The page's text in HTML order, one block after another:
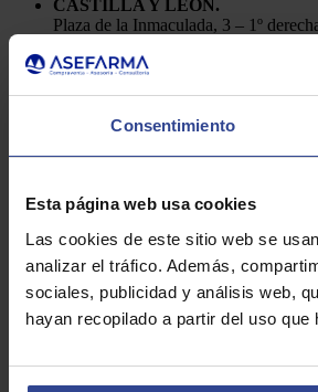
Consentimiento
Esta página web usa cookies
Las cookies de este sitio web se
analizar el tráfico. Además,
sociales, publicidad y análisis web,
hayan recopilado a partir del uso
CASTILLA Y LEÓN.
Plaza de la Inmaculada, 3 – 1º
Telf.: 91 448 84 22
Política de Privacidad
Cookies